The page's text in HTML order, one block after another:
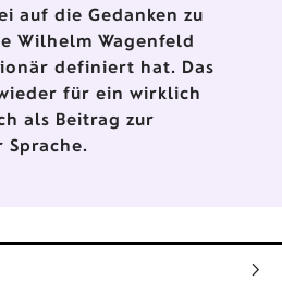
auf die Gedanken zu
Wilhelm Wagenfeld
definiert hat. Das
für ein wirklich
als Beitrag zur
Sprache.